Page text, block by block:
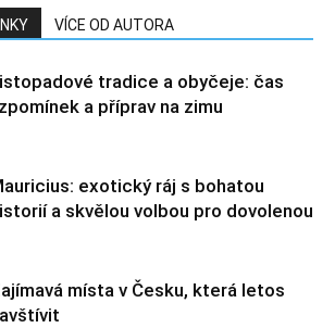
VÍCE OD AUTORA
tradice a obyčeje: čas
a příprav na zimu
exotický ráj s bohatou
a skvělou volbou pro dovolenou
místa v Česku, která letos